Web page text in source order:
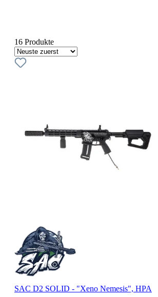
16 Produkte
SAC D2 SOLID - "Xeno Nemesis", HPA